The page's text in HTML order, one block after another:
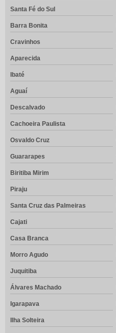
Santa Fé do Sul
Barra Bonita
Cravinhos
Aparecida
Ibaté
Aguaí
Descalvado
Cachoeira Paulista
Osvaldo Cruz
Guararapes
Biritiba Mirim
Piraju
Santa Cruz das Palmeiras
Cajati
Casa Branca
Morro Agudo
Juquitiba
Álvares Machado
Igarapava
Ilha Solteira